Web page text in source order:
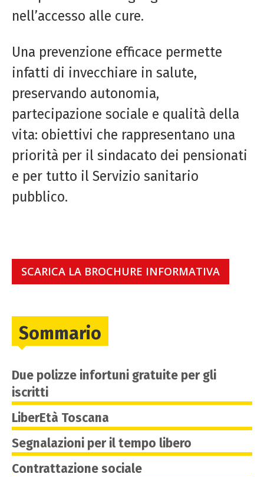
nell’accesso alle cure.
Una prevenzione efficace permette
infatti di invecchiare in salute,
preservando autonomia,
partecipazione sociale e qualità della
vita: obiettivi che rappresentano una
priorità per il sindacato dei pensionati
e per tutto il Servizio sanitario
pubblico.
SCARICA LA BROCHURE INFORMATIVA
Sommario
Due polizze infortuni gratuite per gli
iscritti
LiberEtà Toscana
Segnalazioni per il tempo libero
Contrattazione sociale